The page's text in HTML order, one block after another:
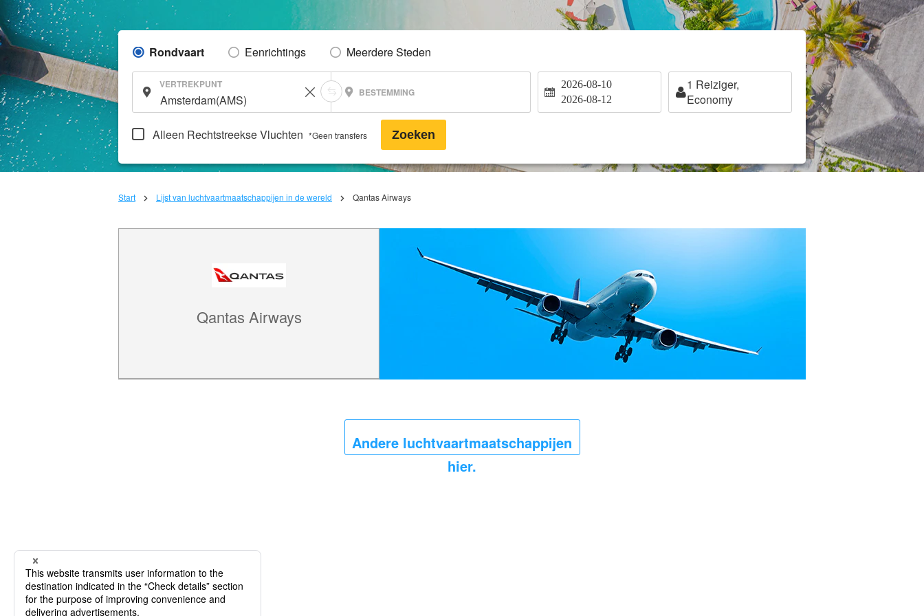
Rondvaart Eenrichtings Meerdere Steden
VERTREKPUNT
BESTEMMING
2026-08-10
2026-08-12
1 Reiziger,
Economy
Alleen Rechtstreekse Vluchten *Geen transfers Zoeken
Start Lijst van luchtvaartmaatschappijen in de wereld Qantas Airways
Qantas Airways
Andere luchtvaartmaatschappijen
hier.